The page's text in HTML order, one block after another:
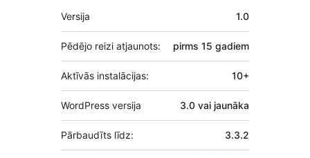
Meta
Versija 1.0
Pēdējo reizi atjaunots: pirms 15 gadiem
Aktīvās instalācijas: 10+
WordPress versija 3.0 vai jaunāka
Pārbaudīts līdz: 3.3.2